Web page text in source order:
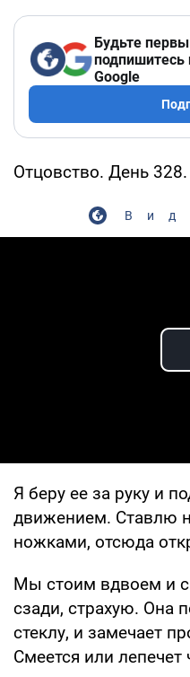
Будьте
подпишитесь
Google
Отцовство. День 328.
Я беру ее за руку и
движением. Ставлю
ножками, отсюда
Мы стоим вдвоем и
сзади, страхую. Она
стеклу, и замечает
Смеется или